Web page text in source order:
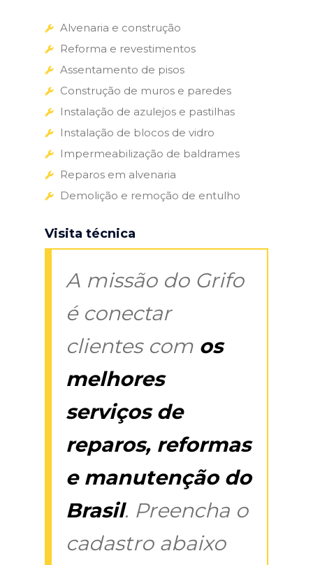
Alvenaria e construção
Reforma e revestimentos
Assentamento de pisos
Construção de muros e paredes
Instalação de azulejos e pastilhas
Instalação de blocos de vidro
Impermeabilização de baldrames
Reparos em alvenaria
Demolição e remoção de entulho
Visita técnica
A missão do Grifo
é conectar
clientes com os
melhores
serviços de
reparos, reformas
e manutenção do
Brasil. Preencha o
cadastro abaixo